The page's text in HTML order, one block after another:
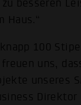
besseren
Haus.“
100
uns,
unseres
Direktor